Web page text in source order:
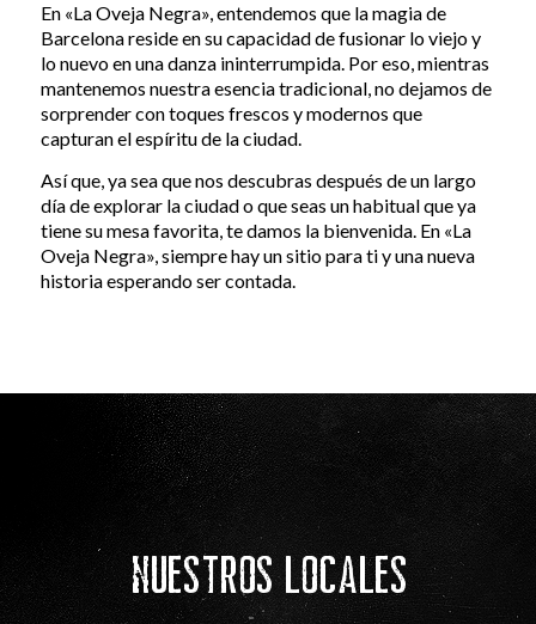
En «La Oveja Negra», entendemos que la magia de
Barcelona reside en su capacidad de fusionar lo viejo y
lo nuevo en una danza ininterrumpida. Por eso, mientras
mantenemos nuestra esencia tradicional, no dejamos de
sorprender con toques frescos y modernos que
capturan el espíritu de la ciudad.
Así que, ya sea que nos descubras después de un largo
día de explorar la ciudad o que seas un habitual que ya
tiene su mesa favorita, te damos la bienvenida. En «La
Oveja Negra», siempre hay un sitio para ti y una nueva
historia esperando ser contada.
Nuestros Locales